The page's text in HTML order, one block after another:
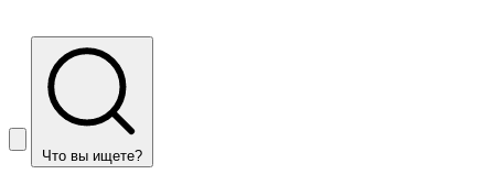
Что вы ищете?